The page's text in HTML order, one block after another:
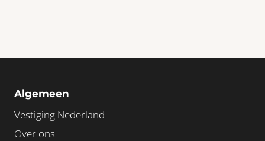
Algemeen
Vestiging Nederland
Over ons